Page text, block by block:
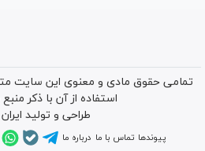
تمامی حقوق مادی و معنوی این سایت
استفاده از آن با ذکر
طراحی و تولید
پیوندها تماس با ما درباره ما